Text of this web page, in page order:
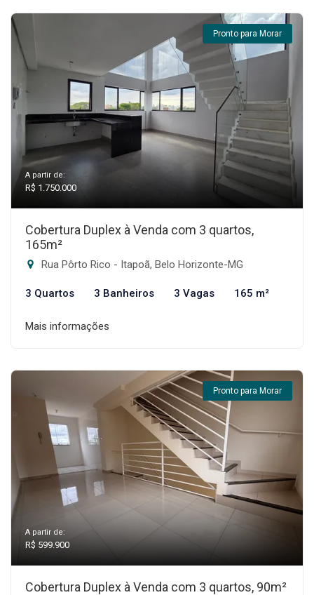
Pronto para Morar
A partir de:
R$ 1.750.000
Cobertura Duplex à Venda com 3 quartos,
165m²
Rua Pôrto Rico - Itapoã, Belo Horizonte-MG
3 Quartos 3 Banheiros 3 Vagas 165 m²
Mais informações
Pronto para Morar
A partir de:
R$ 599.900
Cobertura Duplex à Venda com 3 quartos, 90m²